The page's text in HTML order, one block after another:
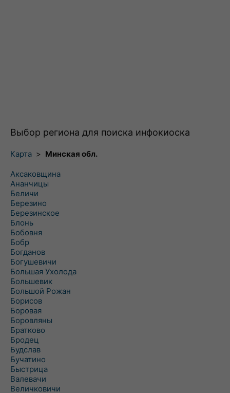
Выбор региона для поиска инфокиоска
Карта > Минская обл.
Аксаковщина
Ананчицы
Беличи
Березино
Березинское
Блонь
Бобовня
Бобр
Богданов
Богушевичи
Большая Ухолода
Большевик
Большой Рожан
Борисов
Боровая
Боровляны
Братково
Бродец
Будслав
Бучатино
Быстрица
Валевачи
Величковичи